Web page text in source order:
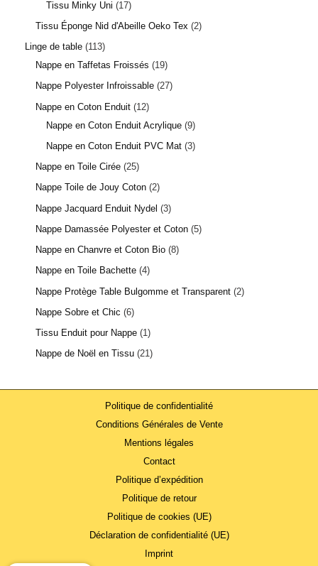
3 avis
Tissu Minky Uni
17
Tissu Éponge Nid d'Abeille Oeko Tex
2
Linge de table 113
Nappe en Taffetas Froissés
19
Nappe Polyester Infroissable 27
Nappe en Coton Enduit 12
Nappe en Coton Enduit Acrylique 9
Nappe en Coton Enduit PVC Mat 3
Nappe en Toile Cirée 25
Nappe Toile de Jouy Coton 2
Nappe Jacquard Enduit Nydel 3
Nappe Damassée Polyester et Coton 5
Nappe en Chanvre et Coton Bio 8
Nappe en Toile Bachette 4
Nappe Protège Table Bulgomme et Transparent 2
Nappe Sobre et Chic 6
Tissu Enduit pour Nappe 1
Nappe de Noël en Tissu 21
Politique de confidentialité
Conditions Générales de Vente
Mentions légales
Contact
Politique d’expédition
Politique de retour
Politique de cookies (UE)
Déclaration de confidentialité (UE)
Imprint